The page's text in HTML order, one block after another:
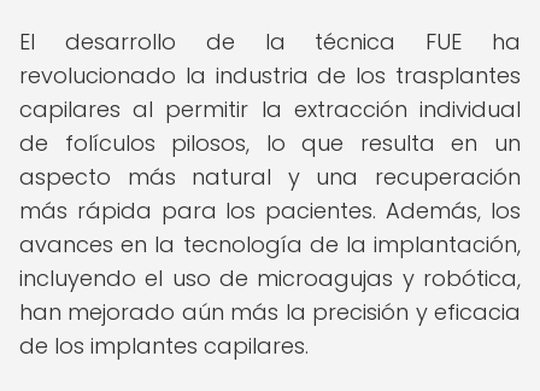
El desarrollo de la técnica FUE ha
revolucionado la industria de los trasplantes
capilares al permitir la extracción individual
de folículos pilosos, lo que resulta en un
aspecto más natural y una recuperación
más rápida para los pacientes. Además, los
avances en la tecnología de la implantación,
incluyendo el uso de microagujas y robótica,
han mejorado aún más la precisión y eficacia
de los implantes capilares.